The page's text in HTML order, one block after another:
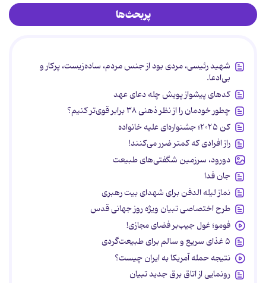
پربحث‌ها
شهید رئیسی، مردی بود از جنس مردم، ساده‌زیست، پرکار و
بی‌ادعا.
کدهای پیشواز پویش چله دعای عهد
چطور خودمان را از نظر ذهنی ۳۸ برابر قوی‌تر کنیم؟
کن ۲۰۲۵؛ جشنواره‌ای علیه خانواده
راز افرادی که کمتر ضرر می‌کنند!
دورود، سرزمین شگفتی‌های طبیعت
جان فدا
نماز لیله الدفن برای شهدای بیت رهبری
طرح اختصاصی تبیان ویژه روز جهانی قدس
فومو؛ غول جیب‌بر فضای مجازی!
۵ غذای سریع و سالم برای طبیعت‌گردی
نتیجه حمله آمریکا به ایران چیست؟
رونمایی از اتاق برق جدید تبیان